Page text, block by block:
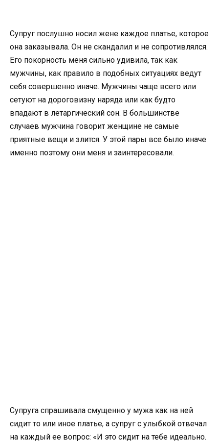
Супруг послушно носил жене каждое платье, которое
она заказывала. Он не скандалил и не сопротивлялся.
Его покорность меня сильно удивила, так как
мужчины, как правило в подобных ситуациях ведут
себя совершенно иначе. Мужчины чаще всего или
сетуют на дороговизну наряда или как будто
впадают в летаргический сон. В большинстве
случаев мужчина говорит женщине не самые
приятные вещи и злится. У этой пары все было иначе
именно поэтому они меня и заинтересовали.
Супруга спрашивала смущенно у мужа как на ней
сидит то или иное платье, а супруг с улыбкой отвечал
на каждый ее вопрос: «И это сидит на тебе идеально.